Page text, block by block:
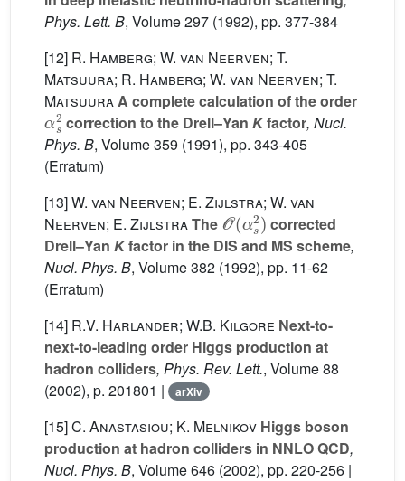
Phys. Lett. B, Volume 297 (1992), pp. 377-384
[12] R. Hamberg; W. van Neerven; T.
Matsuura; R. Hamberg; W. van Neerven; T.
MatsuuraA complete calculation of the order
αs2
correction to the Drell–YanKfactor, Nucl.
Phys. B, Volume 359 (1991), pp. 343-405
(Erratum)
[13]W. van Neerven; E. Zijlstra; W. van
Neerven; E. ZijlstraThe
O(αs2)
corrected
Drell–Yan Kfactor in the DIS and MS scheme,
Nucl. Phys. B, Volume 382 (1992), pp. 11-62
(Erratum)
[14] R.V. Harlander; W.B. Kilgore Next-to-
next-to-leading order Higgs production at
hadron colliders, Phys. Rev. Lett., Volume 88
(2002), p. 201801 |
arXiv
[15]C. Anastasiou; K. Melnikov Higgs boson
production at hadron colliders in NNLO QCD,
Nucl. Phys. B, Volume 646 (2002), pp. 220-256 |